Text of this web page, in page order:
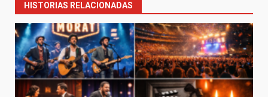
HISTORIAS RELACIONADAS